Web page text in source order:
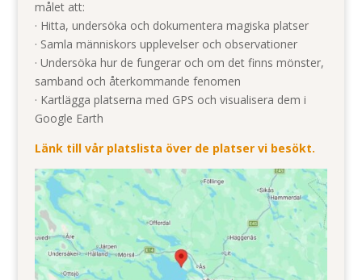
målet att:
· Hitta, undersöka och dokumentera magiska platser
· Samla människors upplevelser och observationer
· Undersöka hur de fungerar och om det finns mönster,
samband och återkommande fenomen
· Kartlägga platserna med GPS och visualisera dem i
Google Earth
Länk till vår platslista över de platser vi besökt.